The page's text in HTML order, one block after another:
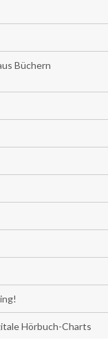
Büchern
Hörbuch-Charts